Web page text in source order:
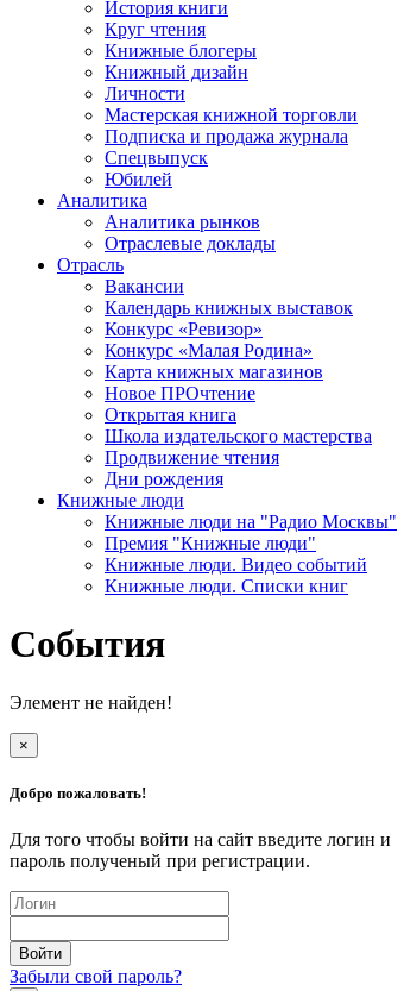
История книги
Круг чтения
Книжные блогеры
Книжный дизайн
Личности
Мастерская книжной торговли
Подписка и продажа журнала
Спецвыпуск
Юбилей
Аналитика
Аналитика рынков
Отраслевые доклады
Отрасль
Вакансии
Календарь книжных выставок
Конкурс «Ревизор»
Конкурс «Малая Родина»
Карта книжных магазинов
Новое ПРОчтение
Открытая книга
Школа издательского мастерства
Продвижение чтения
Дни рождения
Книжные люди
Книжные люди на "Радио Москвы"
Премия "Книжные люди"
Книжные люди. Видео событий
Книжные люди. Списки книг
События
Элемент не найден!
×
Добро пожаловать!
Для того чтобы войти на сайт введите логин и
пароль полученый при регистрации.
Забыли свой пароль?